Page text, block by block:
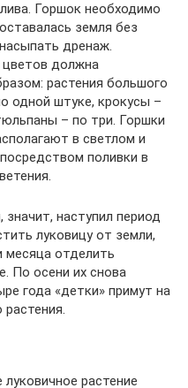
Горшок необходимо
земля без
дренаж.
цветов должна
растения большого
одной штуке, крокусы –
– по три. Горшки
в светлом и
поливки в
значит, наступил период
луковицу от земли,
месяца отделить
По осени их снова
года «детки» примут на
растения.
растение